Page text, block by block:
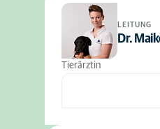
LEITUNG
Dr.
Tierärztin